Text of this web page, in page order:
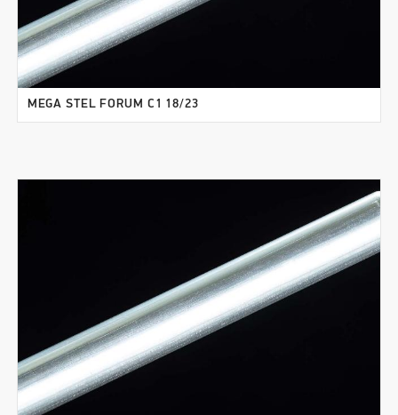
MEGA STEL FORUM C1 18/23